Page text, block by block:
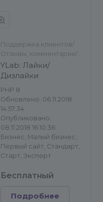
Поддержка клиентов/
Отзывы, комментарии/
Другое
YLab: Лайки/
Дизлайки
PHP 8
Обновлено: 06.11.2018
14:57:34
Опубликовано:
08.11.2018 16:10:36
Бизнес, Малый бизнес,
Первый сайт, Стандарт,
Старт, Эксперт
Бесплатный
Подробнее